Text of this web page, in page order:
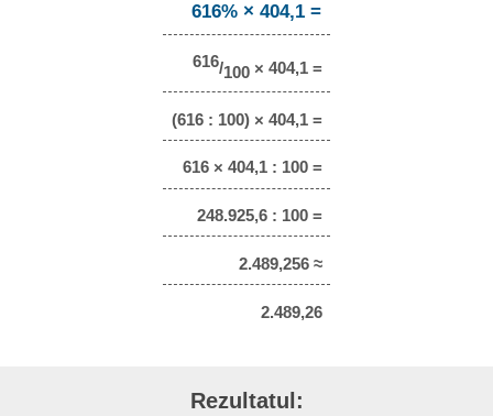
616% × 404,1 =
616/100× 404,1 =
(616 : 100) × 404,1 =
616 × 404,1 : 100 =
248.925,6 : 100 =
2.489,256 ≈
2.489,26
Rezultatul: